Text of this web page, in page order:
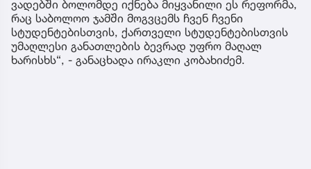
ვადებში ბოლომდე იქნება მიყვანილი ეს რეფორმა,
რაც საბოლოო ჯამში მოგვცემს ჩვენ ჩვენი
სტუდენტებისთვის, ქართველი სტუდენტებისთვის
უმაღლესი განათლების ბევრად უფრო მაღალ
ხარისხს“, - განაცხადა ირაკლი კობახიძემ.